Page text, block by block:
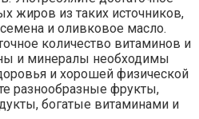
жиров из таких источников,
и оливковое масло.
количество витаминов и
и минералы необходимы
и хорошей физической
разнообразные фрукты,
богатые витаминами и